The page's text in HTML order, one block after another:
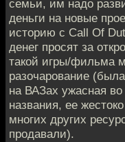
семьи, им надо
деньги на новые
историю с Call Of
денег просят за
такой игры/фильма
разочарование
на ВАЗах ужасная
названия, ее
многих других
продавали).